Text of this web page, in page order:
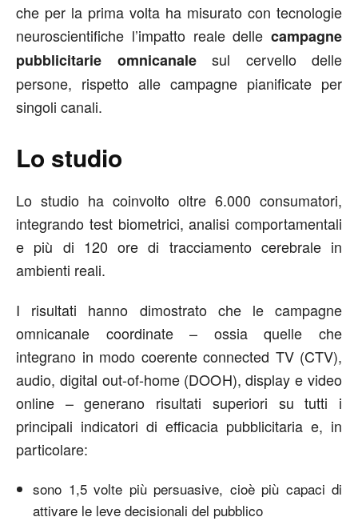
che per la prima volta ha misurato con tecnologie
neuroscientifiche l’impatto reale delle campagne
pubblicitarie omnicanalesul cervello delle
persone, rispetto alle campagne pianificate per
singoli canali.
Lo studio
Lo studio ha coinvolto oltre 6.000 consumatori,
integrando test biometrici, analisi comportamentali
e più di 120 ore di tracciamento cerebrale in
ambienti reali.
I risultati hanno dimostrato che le campagne
omnicanale coordinate – ossia quelle che
integrano in modo coerente connected TV (CTV),
audio, digital out-of-home (DOOH), display e video
online – generano risultati superiori su tutti i
principali indicatori di efficacia pubblicitaria e, in
particolare:
sono 1,5 volte più persuasive, cioè più capaci di
attivare le leve decisionali del pubblico